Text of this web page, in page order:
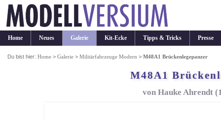
Home Neues Galerie Kit-Ecke Tipps & Tricks Presse
Du bist hier:Home >Galerie >Militärfahrzeuge Modern >M48A1 Brückenlegepanzer
M48A1
von Hauke Ahrendt